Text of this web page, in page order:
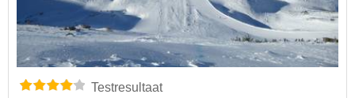
Testresultaat